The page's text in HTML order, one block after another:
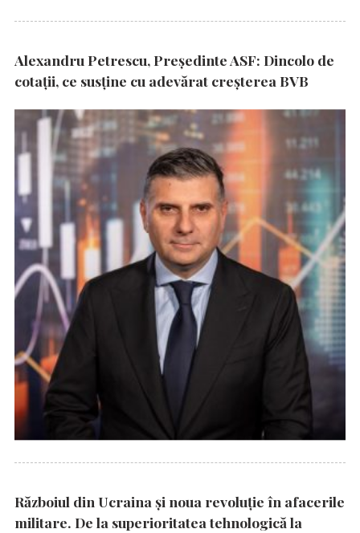
Alexandru Petrescu, Președinte ASF: Dincolo de
cotații, ce susține cu adevărat creșterea BVB
Războiul din Ucraina și noua revoluție în afacerile
militare. De la superioritatea tehnologică la